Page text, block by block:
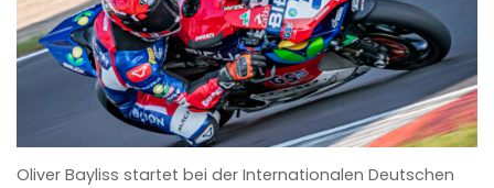
Oliver Bayliss startet bei der Internationalen Deutschen